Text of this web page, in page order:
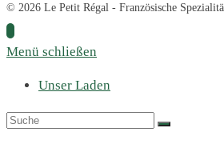
© 2026 Le Petit Régal - Französische
Menü schließen
Unser Laden